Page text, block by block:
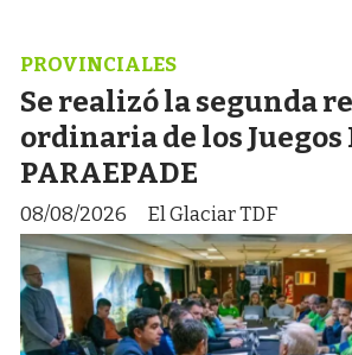
Se realizó la segunda
ordinaria de los Juegos
PARAEPADE
El Glaciar TDF
PROVINCIALES
08/08/2026